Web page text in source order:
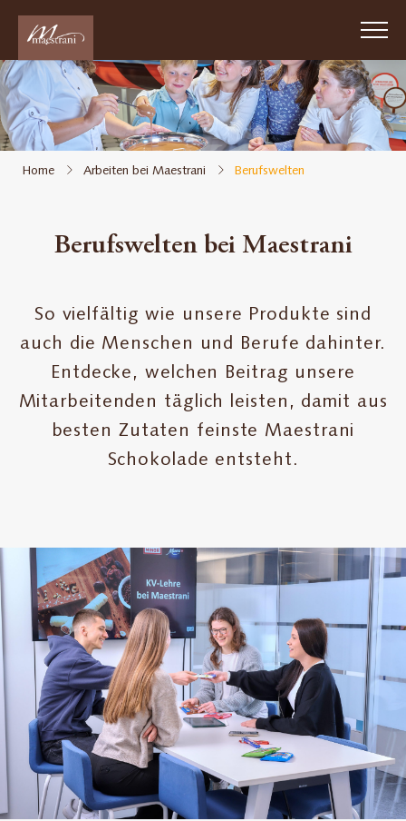
content
Passion
Chocolat
Suisse
Über
Nachhaltigkeit
Arbeiten
bei
Maestrani
Home Arbeiten bei Maestrani Berufswelten
Berufswelten bei Maestrani
So vielfältig wie unsere Produkte sind
auch die Menschen und Berufe dahinter.
Entdecke, welchen Beitrag unsere
Mitarbeitenden täglich leisten, damit aus
besten Zutaten feinste Maestrani
Schokolade entsteht.